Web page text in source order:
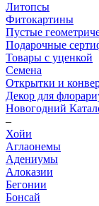
Литопсы
Фитокартины
Пустые
Подарочные
Товары с уценкой
Семена
Открытки и
Декор для
Новогодний
–
Хойи
Аглаонемы
Адениумы
Алоказии
Бегонии
Бонсай